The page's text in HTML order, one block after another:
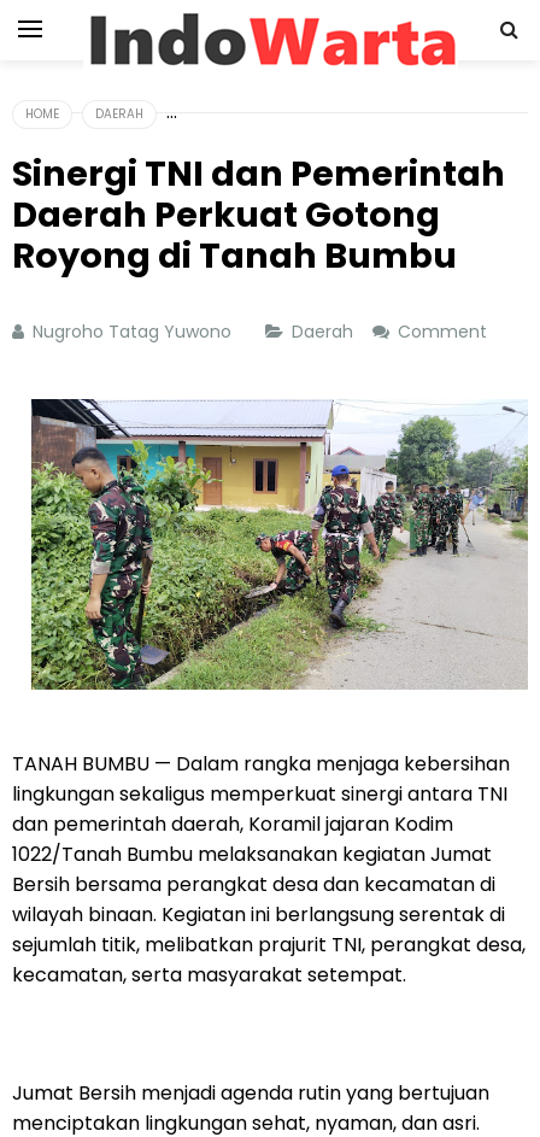
HOME DAERAH
Sinergi TNI dan Pemerintah
Daerah Perkuat Gotong
Royong di Tanah Bumbu
Nugroho Tatag Yuwono Daerah Comment
TANAH BUMBU — Dalam rangka menjaga kebersihan
lingkungan sekaligus memperkuat sinergi antara TNI
dan pemerintah daerah, Koramil jajaran Kodim
1022/Tanah Bumbu melaksanakan kegiatan Jumat
Bersih bersama perangkat desa dan kecamatan di
wilayah binaan. Kegiatan ini berlangsung serentak di
sejumlah titik, melibatkan prajurit TNI, perangkat desa,
kecamatan, serta masyarakat setempat.
Jumat Bersih menjadi agenda rutin yang bertujuan
menciptakan lingkungan sehat, nyaman, dan asri.